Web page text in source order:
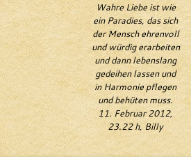
Wahre Liebe ist wie
ein Paradies, das sich
der Mensch ehrenvoll
und würdig erarbeiten
und dann lebenslang
gedeihen lassen und
in Harmonie pflegen
und behüten muss.
11. Februar 2012,
23.22 h, Billy